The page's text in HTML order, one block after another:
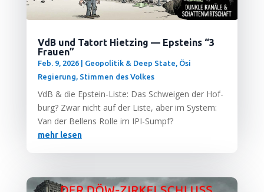
VdB und Tatort Hietzing — Epsteins “3
Frauen”
Feb. 9, 2026| Geopolitik & Deep State Ösi
Regierung Stimmen des Volkes
VdB & die Epstein-Lis­te: Das Schwei­gen der Hof­
burg? Zwar nicht auf der Lis­te, aber im Sys­tem:
Van der Bel­lens Rol­le im IPI-Sumpf?
mehr lesen